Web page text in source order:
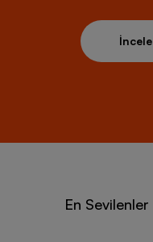
İncele
En Sevilenler